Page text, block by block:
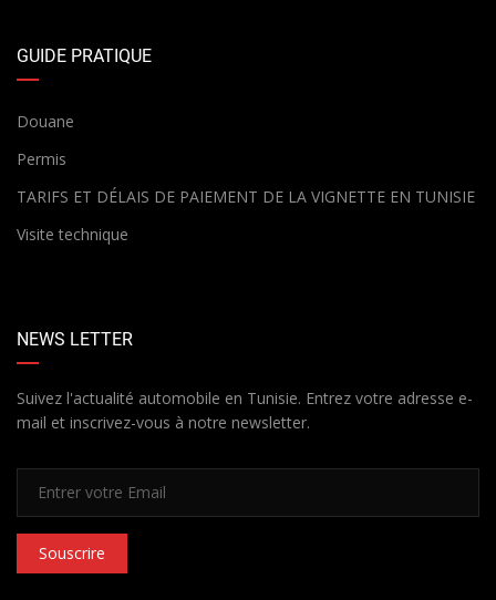
GUIDE PRATIQUE
Douane
Permis
TARIFS ET DÉLAIS DE PAIEMENT DE LA VIGNETTE EN TUNISIE
Visite technique
NEWS LETTER
Suivez l'actualité automobile en Tunisie. Entrez votre adresse e-
mail et inscrivez-vous à notre newsletter.
Souscrire